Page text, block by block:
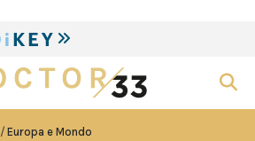
Europa e Mondo